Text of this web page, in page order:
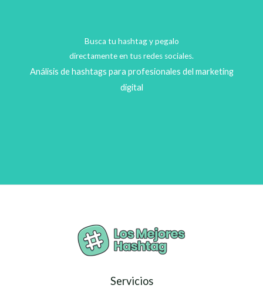
Busca tu hashtag y pegalo
directamente en tus redes sociales.
Análisis de hashtags para profesionales del marketing
digital
Servicios